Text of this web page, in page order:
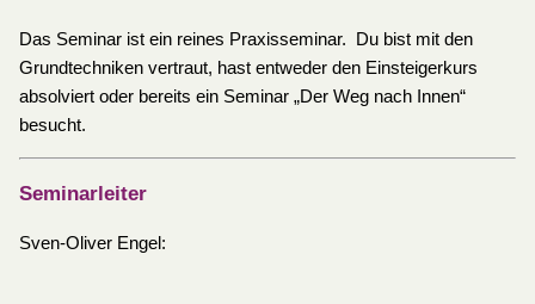
Das Seminar ist ein reines Praxisseminar. Du bist mit den
Grundtechniken vertraut, hast entweder den Einsteigerkurs
absolviert oder bereits ein Seminar „Der Weg nach Innen“
besucht.
Seminarleiter
Sven-Oliver Engel: